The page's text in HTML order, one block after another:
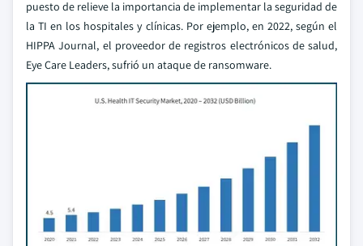
puesto de relieve la importancia de implementar la seguridad de
la TI en los hospitales y clínicas. Por ejemplo, en 2022, según el
HIPPA Journal, el proveedor de registros electrónicos de salud,
Eye Care Leaders, sufrió un ataque de ransomware.